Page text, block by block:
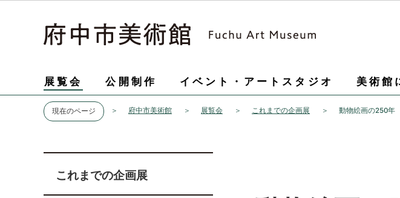
展覧会 公開制作 イベント・アートスタジオ 美術館
現在のページ 府中市美術館 展覧会 これまでの企画展 動物絵画の250年
これまでの企画展